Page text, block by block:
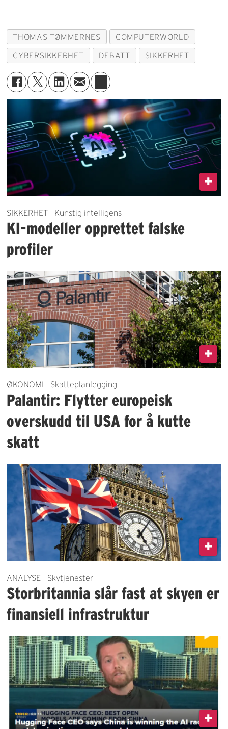
THOMAS TØMMERNES COMPUTERWORLD
CYBERSIKKERHET DEBATT SIKKERHET
SIKKERHET | Kunstig intelligens
KI-modeller opprettet falske
profiler
ØKONOMI | Skatteplanlegging
Palantir: Flytter europeisk
overskudd til USA for å kutte
skatt
ANALYSE | Skytjenester
Storbritannia slår fast at skyen er
finansiell infrastruktur